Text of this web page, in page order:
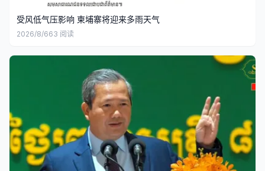
受风低气压影响 柬埔寨将迎来多雨天气
2026/8/663 阅读